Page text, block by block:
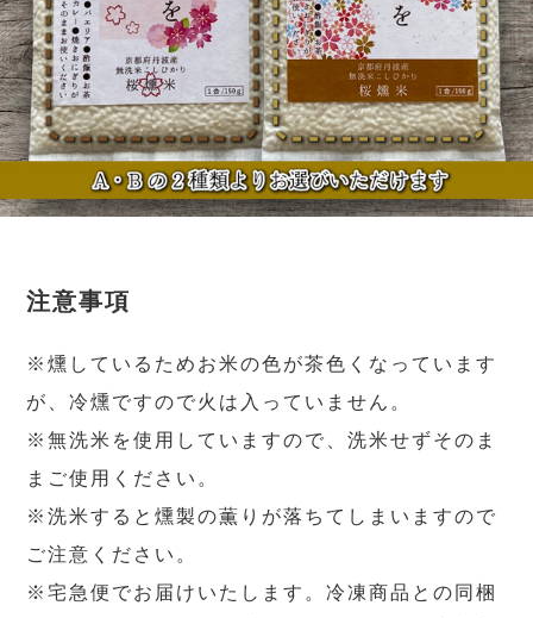
注意事項
※燻しているためお米の色が茶色くなっています
が、冷燻ですので火は入っていません。
※無洗米を使用していますので、洗米せずそのま
まご使用ください。
※洗米すると燻製の薫りが落ちてしまいますので
ご注意ください。
※宅急便でお届けいたします。冷凍商品との同梱